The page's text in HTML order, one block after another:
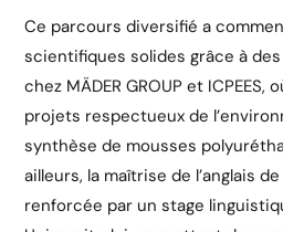
Ce parcours diversifié a
scientifiques solides grâce à
chez MÄDER GROUP et
projets respectueux de
synthèse de mousses
ailleurs, la maîtrise de l’anglais
renforcée par un stage